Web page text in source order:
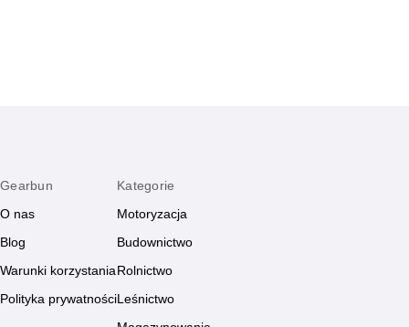
Gearbun
O nas
Blog
Warunki korzystania
Polityka prywatności
Kategorie
Motoryzacja
Budownictwo
Rolnictwo
Leśnictwo